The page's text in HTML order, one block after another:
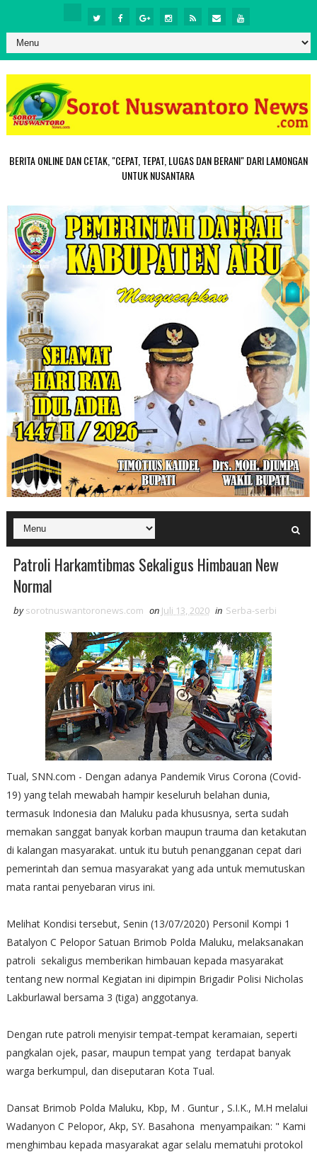
BERITA ONLINE DAN CETAK, "CEPAT, TEPAT, LUGAS DAN BERANI" DARI LAMONGAN
UNTUK NUSANTARA
Patroli Harkamtibmas Sekaligus Himbauan New
Normal
by sorotnuswantoronews.com on Juli 13, 2020 in Serba-serbi
Tual, SNN.com - Dengan adanya Pandemik Virus Corona (Covid-
19) yang telah mewabah hampir keseluruh belahan dunia,
termasuk Indonesia dan Maluku pada khususnya, serta sudah
memakan sanggat banyak korban maupun trauma dan ketakutan
di kalangan masyarakat. untuk itu butuh penangganan cepat dari
pemerintah dan semua masyarakat yang ada untuk memutuskan
mata rantai penyebaran virus ini.
Melihat Kondisi tersebut, Senin (13/07/2020) Personil Kompi 1
Batalyon C Pelopor Satuan Brimob Polda Maluku, melaksanakan
patroli sekaligus memberikan himbauan kepada masyarakat
tentang new normal Kegiatan ini dipimpin Brigadir Polisi Nicholas
Lakburlawal bersama 3 (tiga) anggotanya.
Dengan rute patroli menyisir tempat-tempat keramaian, seperti
pangkalan ojek, pasar, maupun tempat yang terdapat banyak
warga berkumpul, dan diseputaran Kota Tual.
Dansat Brimob Polda Maluku, Kbp, M . Guntur , S.I.K., M.H melalui
Wadanyon C Pelopor, Akp, SY. Basahona menyampaikan: " Kami
menghimbau kepada masyarakat agar selalu mematuhi protokol